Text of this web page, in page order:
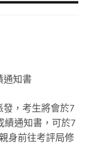
通知書
，考生將會於7
績通知書，可於7
身前往考評局修